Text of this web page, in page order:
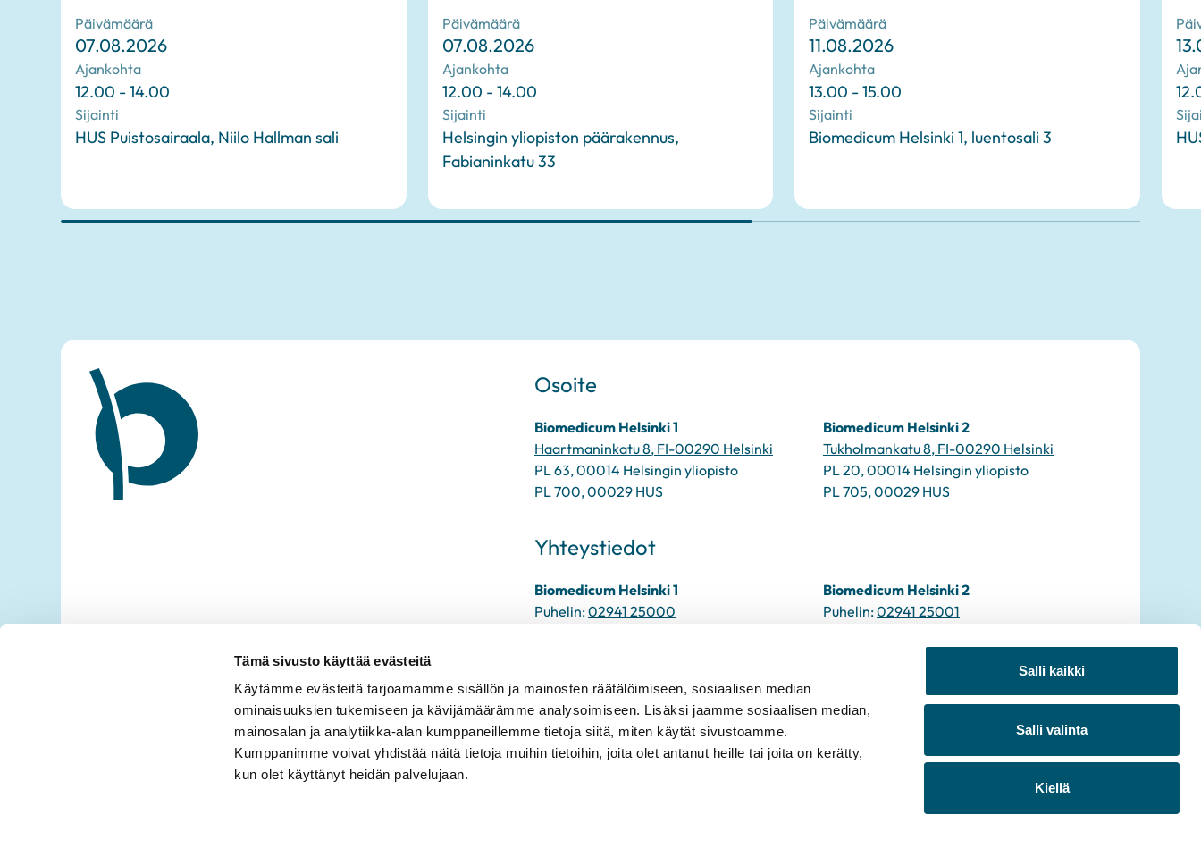
Tämä sivusto käyttää evästeitä
Käytämme evästeitä tarjoamamme sisällön ja mainosten räätälöimiseen, sosiaalisen median
ominaisuuksien tukemiseen ja kävijämäärämme analysoimiseen. Lisäksi jaamme sosiaalisen median,
mainosalan ja analytiikka-alan kumppaneillemme tietoja siitä, miten käytät sivustoamme.
Kumppanimme voivat yhdistää näitä tietoja muihin tietoihin, joita olet antanut heille tai joita on kerätty,
kun olet käyttänyt heidän palvelujaan.
Salli kaikki
Salli valinta
Kiellä
Päivämäärä
07.08.2026
Ajankohta
12.00 - 14.00
Sijainti
HUS Puistosairaala, Niilo Hallman sali
Päivämäärä
07.08.2026
Ajankohta
12.00 - 14.00
Sijainti
Helsingin yliopiston päärakennus,
Fabianinkatu 33
Päivämäärä
11.08.2026
Ajankohta
13.00 - 15.00
Sijainti
Biomedicum Helsinki 1, luentosali 3
Osoite
Biomedicum Helsinki 1
Haartmaninkatu 8, FI-00290 Helsinki
PL 63, 00014 Helsingin yliopisto
PL 700, 00029 HUS
Biomedicum Helsinki 2
Tukholmankatu 8, FI-00290 Helsinki
PL 20, 00014 Helsingin yliopisto
PL 705, 00029 HUS
Yhteystiedot
Biomedicum Helsinki 1
Puhelin:02941 25000
Biomedicum Helsinki 2
Puhelin:02941 25001